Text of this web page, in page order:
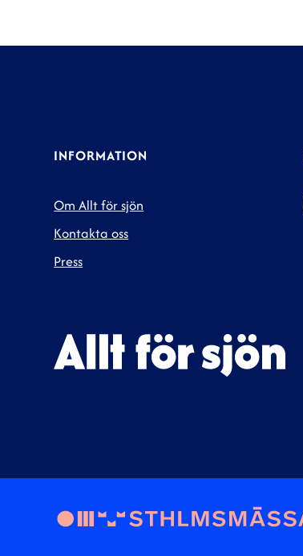
INFORMATION
Om Allt för sjön
Kontakta oss
Press